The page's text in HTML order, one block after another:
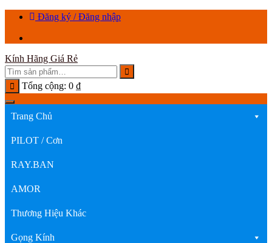
Chuyển
dung
Đăng ký / Đăng nhập
Kính Hãng Giá Rẻ
Tổng cộng: 0 ₫
Trang Chủ
PILOT / Cơn
RAY.BAN
AMOR
Thương Hiệu Khác
Gọng Kính